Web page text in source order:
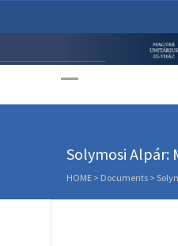
Solymosi Alpár:
HOME > Documents >